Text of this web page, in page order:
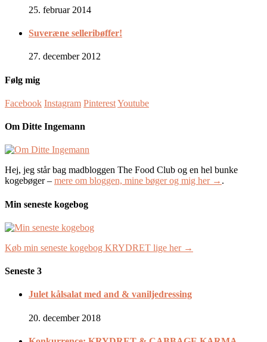
25. februar 2014
Suveræne selleribøffer!
27. december 2012
Følg mig
Facebook Instagram PinterestYoutube
Om Ditte Ingemann
Hej, jeg står bag madbloggen The Food Club og en hel bunke
kogebøger – mere om bloggen, mine bøger og mig her → .
Min seneste kogebog
Køb min seneste kogebog KRYDRET lige her →
Seneste 3
Julet kålsalat med and & vaniljedressing
20. december 2018